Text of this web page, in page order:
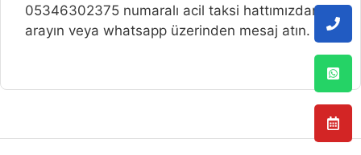
05346302375 numaralı acil taksi hattımızdan
arayın veya whatsapp üzerinden mesaj atın.